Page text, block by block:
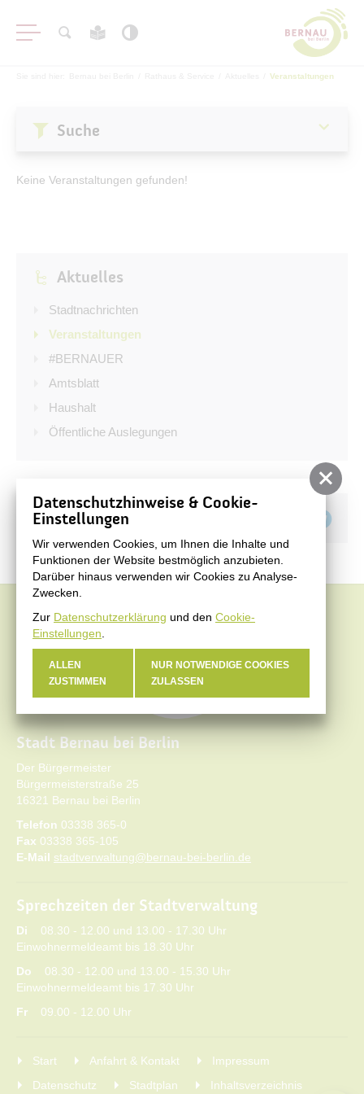
Aktuelles
Amtsblatt
Haushalt
Öffentliche Auslegungen
Bürgerservice
Bürgerinformation
Stadtverwaltung
Veranstaltungen
Keine Veranstaltungen gefunden!
Suche
Aktuelles
Stadtnachrichten
Veranstaltungen
#BERNAUER
Amtsblatt
Haushalt
Öffentliche Auslegungen
Teilen auf
Stadt Bernau bei Berlin
Der Bürgermeister
Bürgermeisterstraße 25
16321 Bernau bei Berlin
Telefon 03338 365-0
Fax 03338 365-105
E-Mail stadtverwaltung@bernau-bei-berlin.de
Sprechzeiten der Stadtverwaltung
Di 08.30 - 12.00 und 13.00 - 17.30 Uhr
Einwohnermeldeamt bis 18.30 Uhr
Do 08.30 - 12.00 und 13.00 - 15.30 Uhr
Einwohnermeldeamt bis 17.30 Uhr
Fr 09.00 - 12.00 Uhr
Start Anfahrt & Kontakt
Impressum
Datenschutz
Stadtplan Inhaltsverzeichnis
Datenschutzhinweise & Cookie-
Einstellungen
Wir verwenden Cookies, um Ihnen die Inhalte und
Funktionen der Website bestmöglich anzubieten.
Darüber hinaus verwenden wir Cookies zu Analyse-
Zwecken.
Zur Datenschutzerklärung und den Cookie-
Einstellungen
ALLEN
ZUSTIMMEN
NUR NOTWENDIGE COOKIES
ZULASSEN